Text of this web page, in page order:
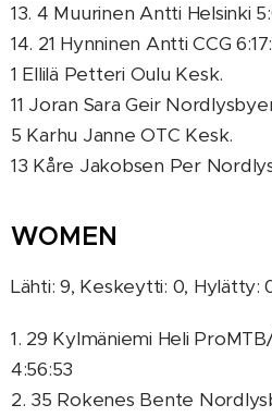
13. 4 Muurinen Antti Helsinki
14. 21 Hynninen Antti CCG
1 Ellilä Petteri Oulu Kesk.
11 Joran Sara Geir
5 Karhu Janne OTC Kesk.
13 Kåre Jakobsen Per
WOMEN
Lähti: 9, Keskeytti: 0, Hylätty:
1. 29 Kylmäniemi Heli
4:56:53
2. 35 Rokenes Bente